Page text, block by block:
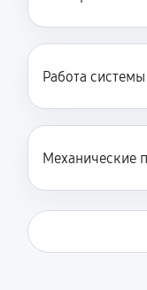
Работа системы
Механические